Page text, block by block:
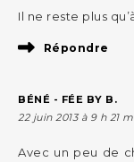
Il ne reste plus
Répondre
BÉNÉ - FÉE BY B.
22 juin 2013 à 9 h 21
Avec un peu de